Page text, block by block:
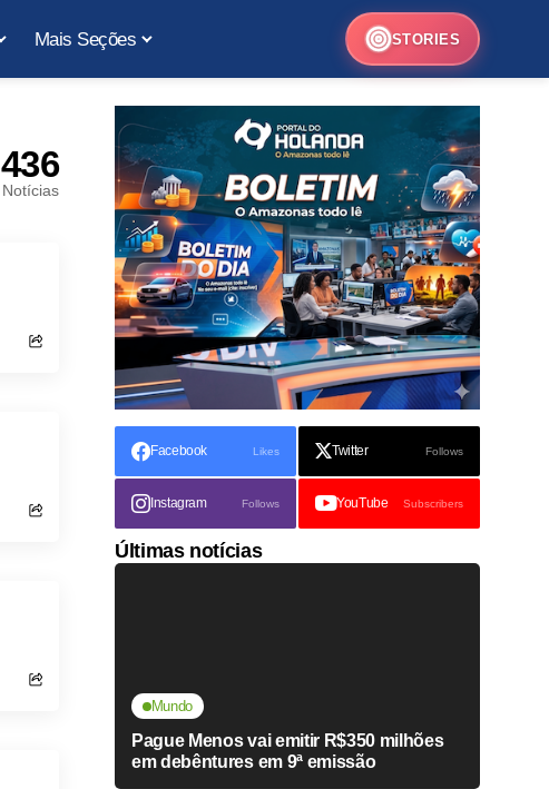
Mais Seções STORIES
436
Notícias
Facebook Likes Twitter Follows
Instagram Follows YouTube Subscribers
Últimas notícias
Mundo
Pague Menos vai emitir R$350 milhões
em debêntures em 9ª emissão